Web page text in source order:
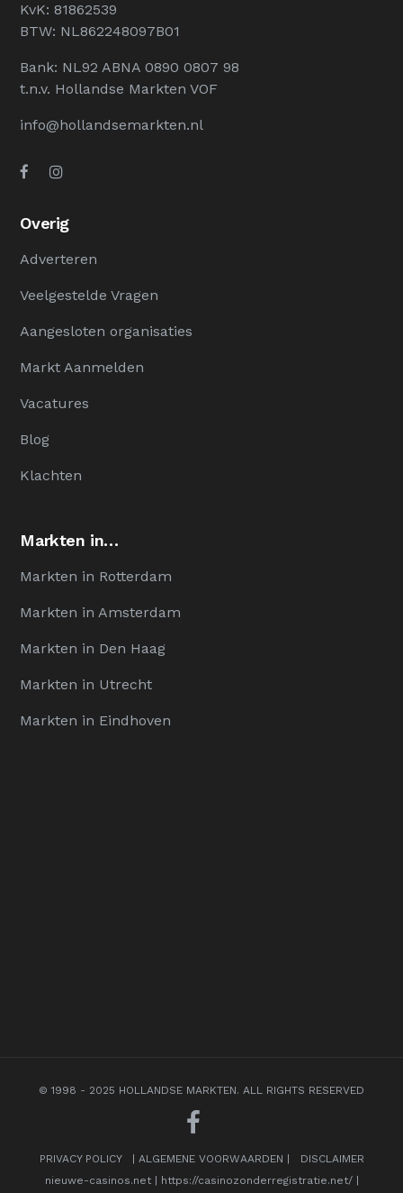
KvK: 81862539
BTW: NL862248097B01
Bank: NL92 ABNA 0890 0807 98
t.n.v. Hollandse Markten VOF
info@hollandsemarkten.nl
Overig
Adverteren
Veelgestelde Vragen
Aangesloten organisaties
Markt Aanmelden
Vacatures
Blog
Klachten
Markten in…
Markten in Rotterdam
Markten in Amsterdam
Markten in Den Haag
Markten in Utrecht
Markten in Eindhoven
© 1998 - 2025 HOLLANDSE MARKTEN. ALL RIGHTS RESERVED
PRIVACY POLICY ALGEMENE VOORWAARDEN
DISCLAIMER
nieuwe-casinos.net| https://casinozonderregistratie.net/|